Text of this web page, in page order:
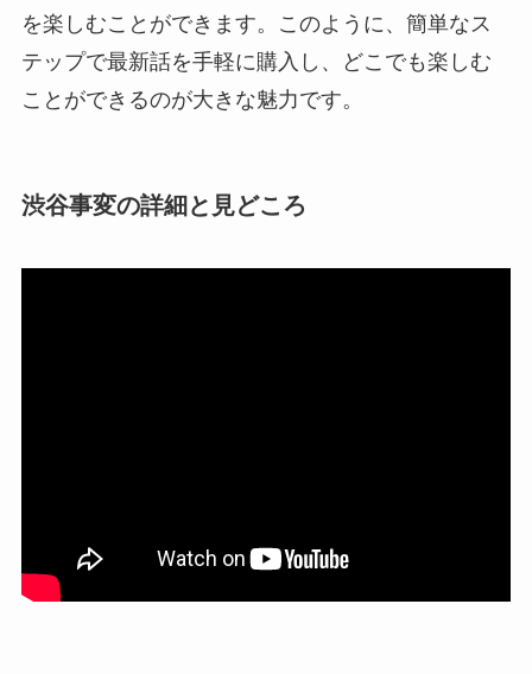
を楽しむことができます。このように、簡単なス
テップで最新話を手軽に購入し、どこでも楽しむ
ことができるのが大きな魅力です。
渋谷事変の詳細と見どころ